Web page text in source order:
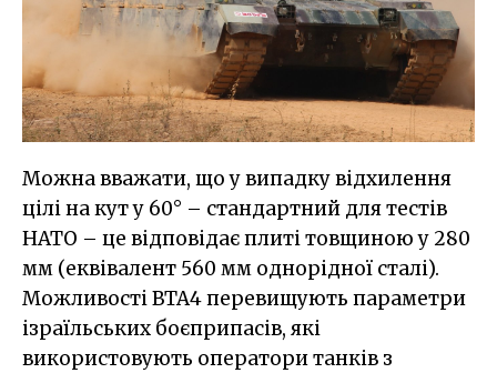
Можна вважати, що у випадку відхилення
цілі на кут у 60° – стандартний для тестів
НАТО – це відповідає плиті товщиною у 280
мм (еквівалент 560 мм однорідної сталі).
Можливості BTA4 перевищують параметри
ізраїльських боєприпасів, які
використовують оператори танків з